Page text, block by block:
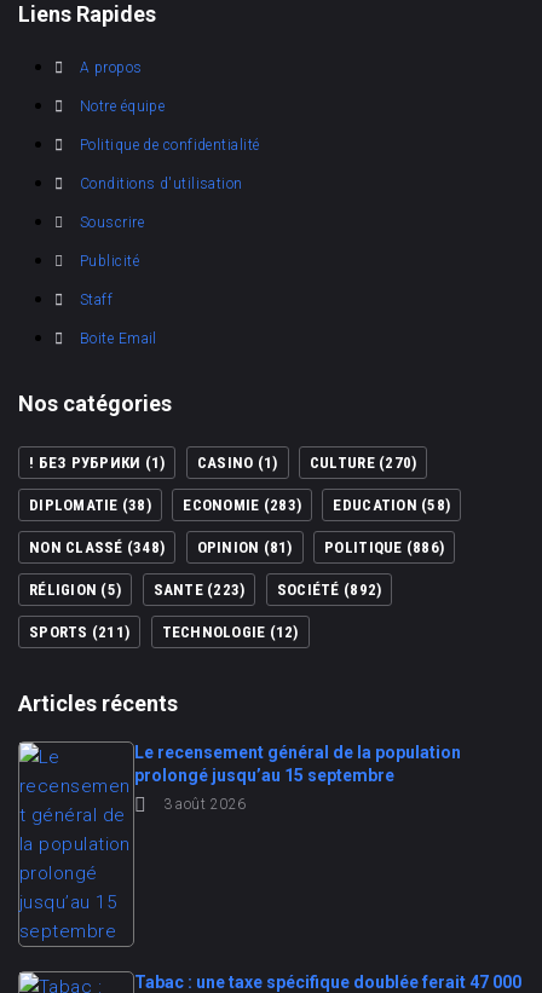
Liens Rapides
A propos
Notre équipe
Politique de confidentialité
Conditions d'utilisation
Souscrire
Publicité
Staff
Boite Email
Nos catégories
! БЕЗ РУБРИКИ (1) CASINO (1) CULTURE(270)
DIPLOMATIE (38) ECONOMIE (283) EDUCATION (58)
NON CLASSÉ (348) OPINION (81) POLITIQUE (886)
RÉLIGION (5) SANTE(223) SOCIÉTÉ (892)
SPORTS (211) TECHNOLOGIE (12)
Articles récents
Le recensement général de la population
prolongé jusqu’au 15 septembre
3 août 2026
Tabac : une taxe spécifique doublée ferait 47 000